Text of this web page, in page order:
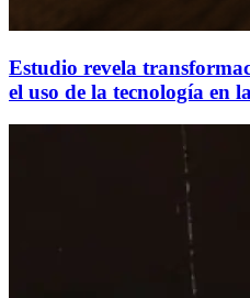
Estudio revela
el uso de la tecnología en